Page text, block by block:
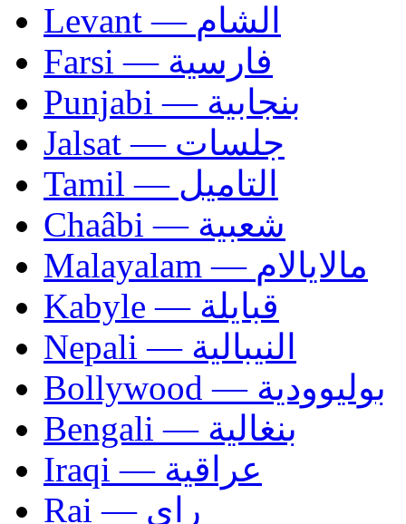
Levant — الشام
Farsi — فارسية
Punjabi — بنجابية
Jalsat — جلسات
Tamil — التاميل
Chaâbi — شعبية
Malayalam — مالايالام
Kabyle — قبايلة
Nepali — النيبالية
Bollywood — بوليوودية
Bengali — بنغالية
Iraqi — عراقية
Rai — راي